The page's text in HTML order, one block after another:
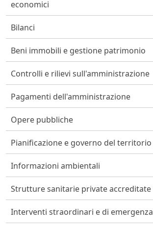
economici
Bilanci
Beni immobili e gestione patrimonio
Controlli e rilievi sull'amministrazione
Pagamenti dell'amministrazione
Opere pubbliche
Pianificazione e governo del territorio
Informazioni ambientali
Strutture sanitarie private accreditate
Interventi straordinari e di emergenza